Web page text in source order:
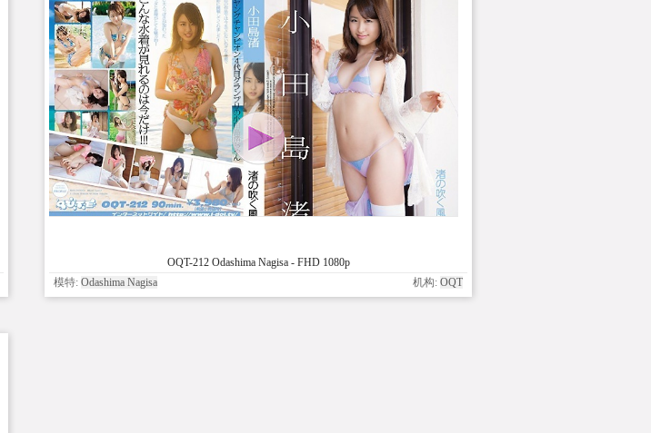
OQT-212 Odashima Nagisa - FHD 1080p
模特: Odashima Nagisa 机构: OQT